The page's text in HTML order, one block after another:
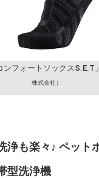
ンフォートソックスS.E.T」
株式会社）
浄も楽々♪ ペット
型洗浄機